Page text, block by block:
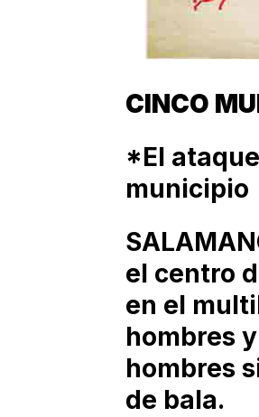
CINCO
*El
municipio
el centro
en el
hombres
hombres
de bala.